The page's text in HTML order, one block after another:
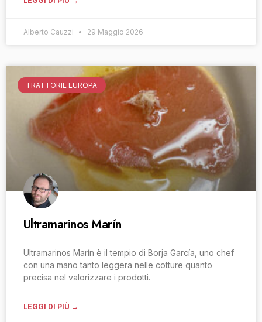
Alberto Cauzzi 29 Maggio 2026
TRATTORIE EUROPA
Ultramarinos Marín
Ultramarinos Marín è il tempio di Borja García, uno chef
con una mano tanto leggera nelle cotture quanto
precisa nel valorizzare i prodotti.
LEGGI DI PIÙ →